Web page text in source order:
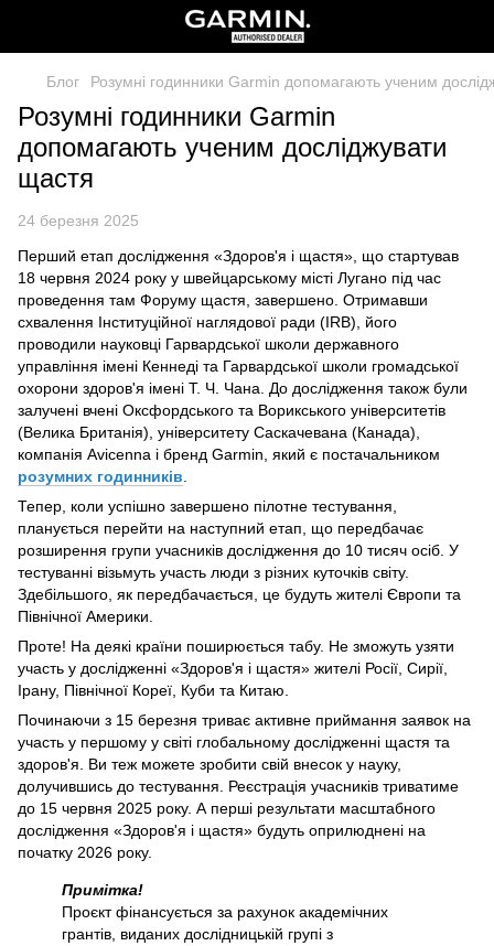
Блог Розумні годинники Garmin допомагають ученим
Розумні годинники Garmin
допомагають ученим досліджувати
щастя
24 березня 2025
Перший етап дослідження «Здоров'я і щастя», що стартував
18 червня 2024 року у швейцарському місті Лугано під час
проведення там Форуму щастя, завершено. Отримавши
схвалення Інституційної наглядової ради (IRB), його
проводили науковці Гарвардської школи державного
управління імені Кеннеді та Гарвардської школи громадської
охорони здоров'я імені Т. Ч. Чана. До дослідження також були
залучені вчені Оксфордського та Ворикського університетів
(Велика Британія), університету Саскачевана (Канада),
компанія Avicenna і бренд Garmin, який є постачальником
розумних годинників
Тепер, коли успішно завершено пілотне тестування,
планується перейти на наступний етап, що передбачає
розширення групи учасників дослідження до 10 тисяч осіб. У
тестуванні візьмуть участь люди з різних куточків світу.
Здебільшого, як передбачається, це будуть жителі Європи та
Північної Америки.
Проте! На деякі країни поширюється табу. Не зможуть узяти
участь у дослідженні «Здоров'я і щастя» жителі Росії, Сирії,
Ірану, Північної Кореї, Куби та Китаю.
Починаючи з 15 березня триває активне приймання заявок на
участь у першому у світі глобальному дослідженні щастя та
здоров'я. Ви теж можете зробити свій внесок у науку,
долучившись до тестування. Реєстрація учасників триватиме
до 15 червня 2025 року. А перші результати масштабного
дослідження «Здоров'я і щастя» будуть оприлюднені на
початку 2026 року.
Примітка!
Проєкт фінансується за рахунок академічних
грантів, виданих дослідницькій групі з